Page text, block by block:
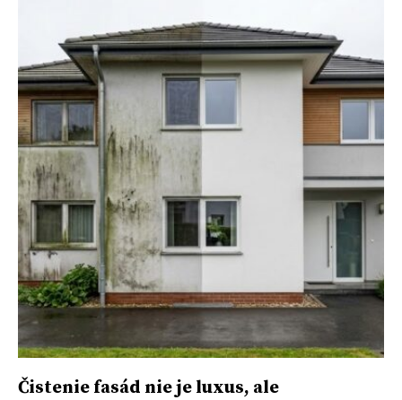
Čistenie fasád nie je luxus, ale